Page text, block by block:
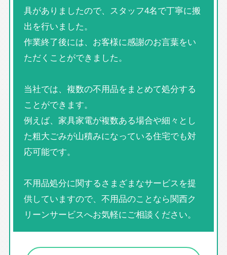
具がありましたので、スタッフ4名で丁寧に搬
出を行いました。
作業終了後には、お客様に感謝のお言葉をい
ただくことができました。
当社では、複数の不用品をまとめて処分する
ことができます。
例えば、家具家電が複数ある場合や細々とし
た粗大ごみが山積みになっている住宅でも対
応可能です。
不用品処分に関するさまざまなサービスを提
供していますので、不用品のことなら関西ク
リーンサービスへお気軽にご相談ください。